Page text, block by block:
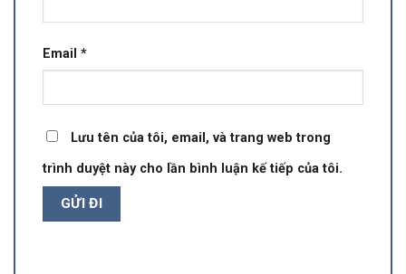
Email *
Lưu tên của tôi, email, và trang web trong
trình duyệt này cho lần bình luận kế tiếp của tôi.